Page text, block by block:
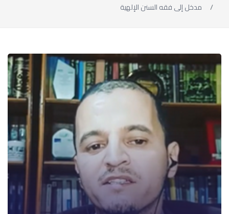
مدخل إلى فقه السنن الإلهية